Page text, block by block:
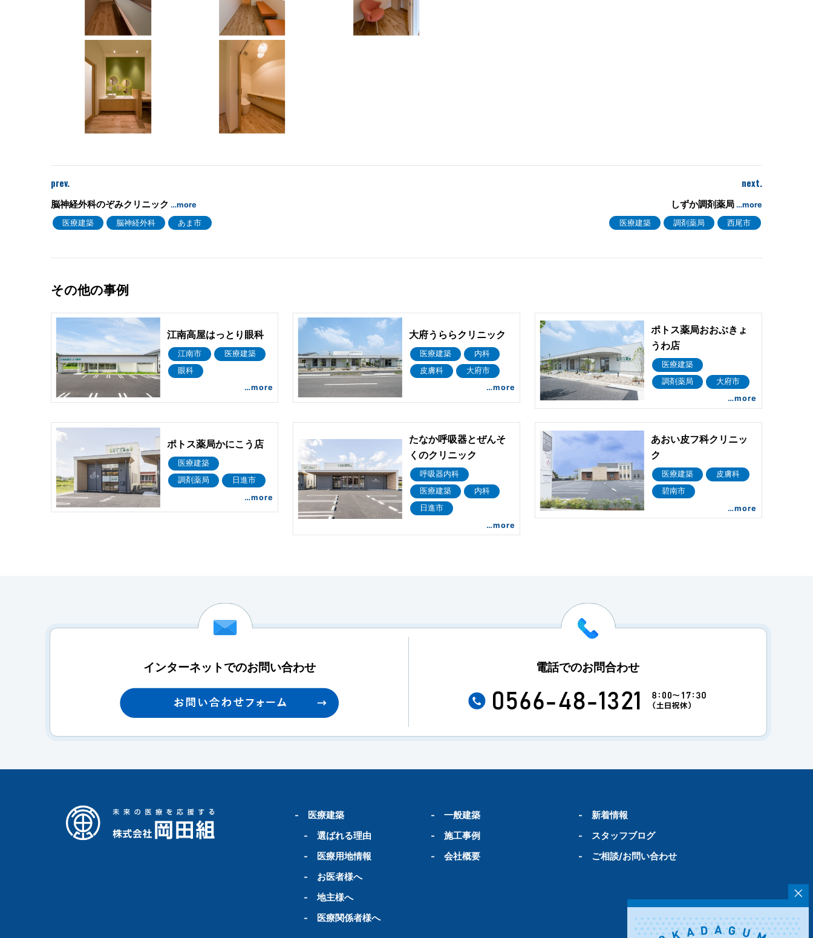
prev.
脳神経外科のぞみクリニック …more
医療建築
脳神経外科 あま市
next.
しずか調剤薬局 …more
医療建築
調剤薬局 西尾市
その他の事例
江南高屋はっとり眼科
江南市
医療建築
眼科
…more
大府うららクリニック
医療建築
内科
皮膚科
大府市
…more
ポトス薬局おおぶきょ
うわ店
医療建築
調剤薬局
大府市
…more
ポトス薬局かにこう店
医療建築
調剤薬局
日進市
…more
たなか呼吸器とぜんそ
くのクリニック
呼吸器内科
医療建築
内科
日進市
…more
あおい皮フ科クリニッ
ク
医療建築
皮膚科
碧南市
…more
インターネットでのお問い合わせ 電話でのお問合わせ
-
医療建築
- 選ばれる理由
-
医療用地情報
- お医者様へ
-地主様へ
-
医療関係者様へ
- 一般建築
- 施工事例
- 会社概要
- 新着情報
- スタッフブログ
- ご相談/お問い合わせ